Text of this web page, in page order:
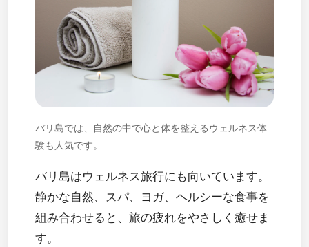
バリ島では、自然の中で心と体を整えるウェルネス体
験も人気です。
バリ島はウェルネス旅行にも向いています。
静かな自然、スパ、ヨガ、ヘルシーな食事を
組み合わせると、旅の疲れをやさしく癒せま
す。